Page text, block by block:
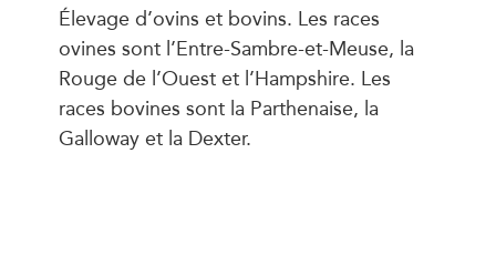
Élevage d’ovins et bovins. Les races
ovines sont l’Entre-Sambre-et-Meuse, la
Rouge de l’Ouest et l’Hampshire. Les
races bovines sont la Parthenaise, la
Galloway et la Dexter.